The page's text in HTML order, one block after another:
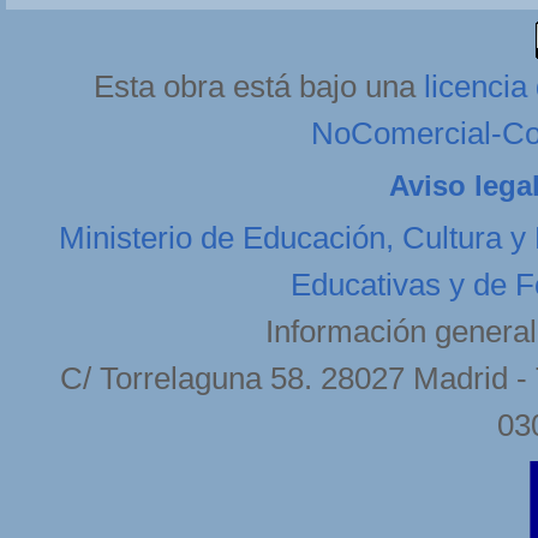
Esta obra está bajo una licencia
NoComercial-
Aviso
Ministerio de Educación, Cultura y
Educativas y de
Información
C/ Torrelaguna 58. 28027 Madrid